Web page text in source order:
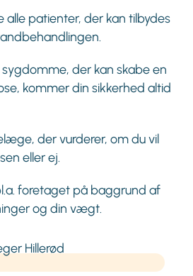
alle patienter, der kan tilbydes
sygdomme, der kan skabe en
kommer din sikkerhed altid
der vurderer, om du vil
eller ej.
foretaget på baggrund af
og din vægt.